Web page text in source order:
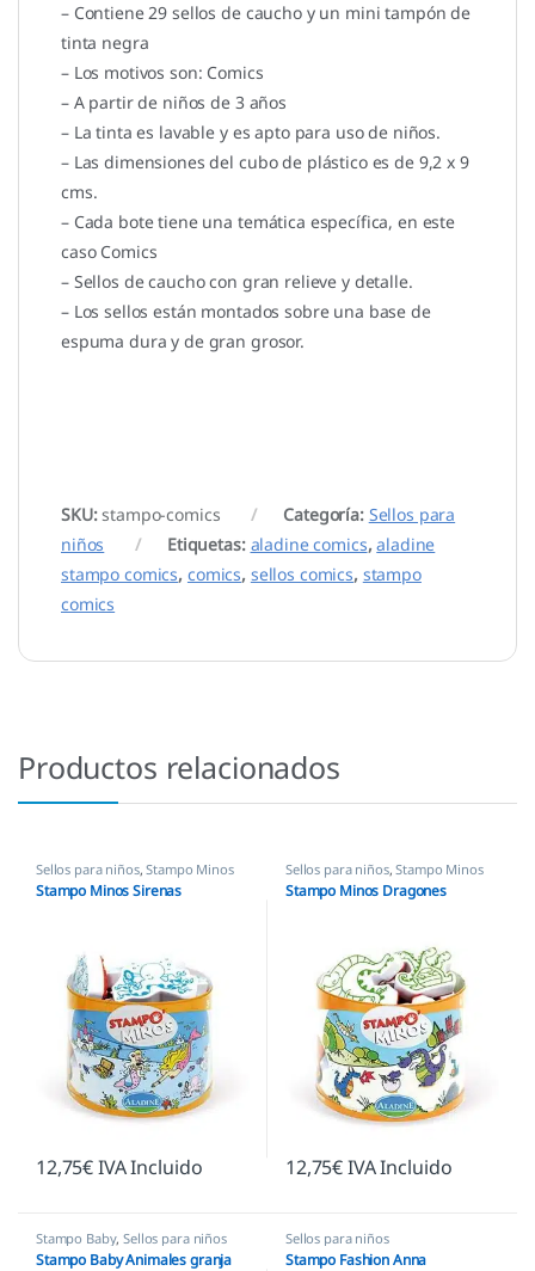
– Contiene 29 sellos de caucho y un mini tampón de
tinta negra
– Los motivos son: Comics
– A partir de niños de 3 años
– La tinta es lavable y es apto para uso de niños.
– Las dimensiones del cubo de plástico es de 9,2 x 9
cms.
– Cada bote tiene una temática específica, en este
caso Comics
– Sellos de caucho con gran relieve y detalle.
– Los sellos están montados sobre una base de
espuma dura y de gran grosor.
SKU:stampo-comics Categoría: Sellos para
niños
Etiquetas: aladine comics,aladine
stampo comics, comics, sellos comics, stampo
comics
Productos relacionados
Sellos para niños,Stampo Minos
Stampo Minos Sirenas
12,75€IVA Incluido
Sellos para niños,Stampo Minos
Stampo Minos Dragones
12,75€IVA Incluido
Stampo Baby,Sellos para niños
Stampo Baby Animales granja
Sellos para niños
Stampo Fashion Anna